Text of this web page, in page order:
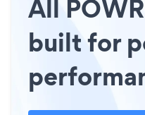
All
built for